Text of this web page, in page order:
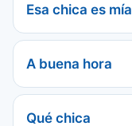
Esa chica es mía
A buena hora
Qué chica